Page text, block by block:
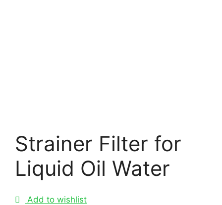
Strainer Filter for
Liquid Oil Water
Add to wishlist